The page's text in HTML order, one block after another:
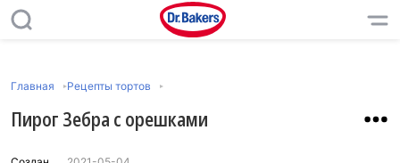
Главная Рецепты тортов
Пирог Зебра с орешками